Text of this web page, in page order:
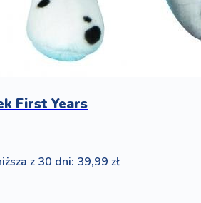
First Years
z 30 dni: 39,99 zł